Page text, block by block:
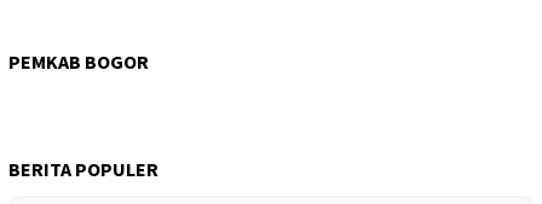
PEMKAB BOGOR
BERITA POPULER